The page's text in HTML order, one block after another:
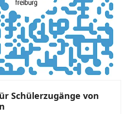
Schülerzugänge von